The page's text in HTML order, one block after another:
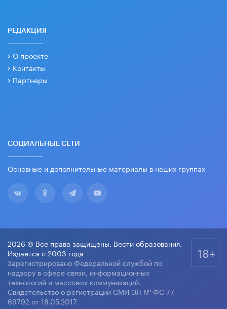
РЕДАКЦИЯ
О проекте
Контакты
Партнеры
СОЦИАЛЬНЫЕ СЕТИ
Основные и дополнительные материалы в наших группах
2026 © Все права защищены. Вести образования.
Издается с 2003 года
Зарегистрировано Федеральной службой по
надзору в сфере связи, информационных
технологий и массовых коммуникаций.
Свидетельство о регистрации СМИ ЭЛ № ФС 77-
69792 от 18.05.2017
18+